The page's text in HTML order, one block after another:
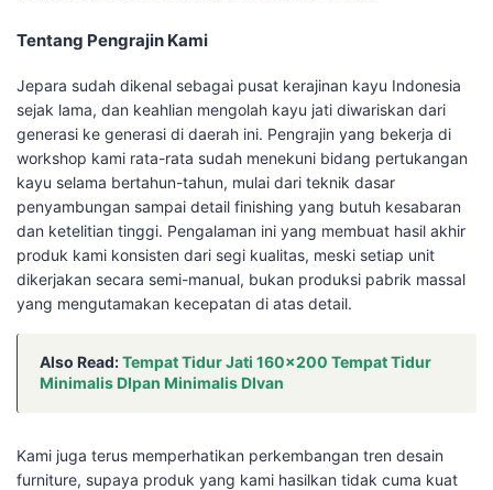
Tentang Pengrajin Kami
Jepara sudah dikenal sebagai pusat kerajinan kayu Indonesia
sejak lama, dan keahlian mengolah kayu jati diwariskan dari
generasi ke generasi di daerah ini. Pengrajin yang bekerja di
workshop kami rata-rata sudah menekuni bidang pertukangan
kayu selama bertahun-tahun, mulai dari teknik dasar
penyambungan sampai detail finishing yang butuh kesabaran
dan ketelitian tinggi. Pengalaman ini yang membuat hasil akhir
produk kami konsisten dari segi kualitas, meski setiap unit
dikerjakan secara semi-manual, bukan produksi pabrik massal
yang mengutamakan kecepatan di atas detail.
Also Read:Tempat Tidur Jati 160×200 Tempat Tidur
Minimalis DIpan Minimalis DIvan
Kami juga terus memperhatikan perkembangan tren desain
furniture, supaya produk yang kami hasilkan tidak cuma kuat